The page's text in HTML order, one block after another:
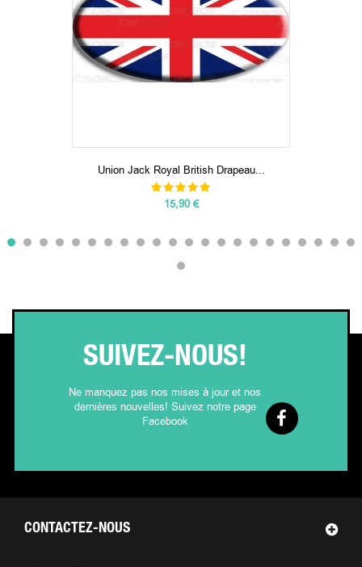
Union Jack Royal British Drapeau...
15,90 €
SUIVEZ-NOUS!
Ne manquez pas nos mises à jour et nos
dernières nouvelles! Suivez notre page
Facebook
CONTACTEZ-NOUS